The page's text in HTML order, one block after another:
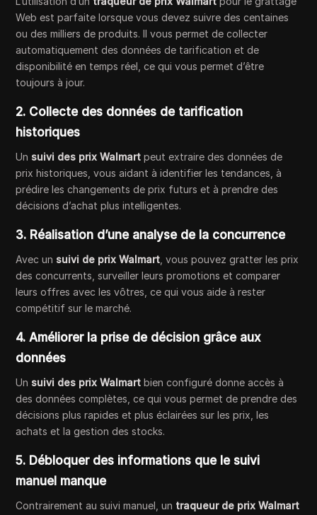
Web est parfaite lorsque vous devez suivre des centaines
ou des milliers de produits. Il vous permet de collecter
automatiquement des données de tarification et de
disponibilité en temps réel, ce qui vous permet d’être
toujours à jour.
2. Collecte des données de tarification
historiques
Un suivi des prix Walmart peut extraire des données de
prix historiques, vous aidant à identifier les tendances, à
prédire les changements de prix futurs et à prendre des
décisions d’achat plus intelligentes.
3. Réalisation d’une analyse de la concurrence
Avec un suivi de prix Walmart , vous pouvez gratter les prix
des concurrents, surveiller leurs promotions et comparer
leurs offres avec les vôtres, ce qui vous aide à rester
compétitif sur le marché.
4. Améliorer la prise de décision grâce aux
données
Un suivi des prix Walmart bien configuré donne accès à
des données complètes, ce qui vous permet de prendre des
décisions plus rapides et plus éclairées sur les prix, les
achats et la gestion des stocks.
5. Débloquer des informations que le suivi
manuel manque
Contrairement au suivi manuel, un traqueur de prix Walmart